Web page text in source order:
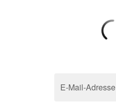
E-Mail-Adresse